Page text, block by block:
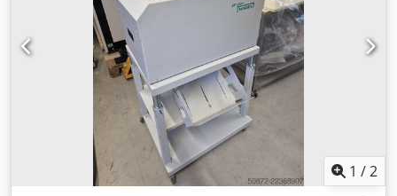
Embalaje y envío: Puede visitar nuestras instalaciones
durante nuestro horario de atención para inspeccionar el
equipo. ¡Le rogamos que concertе una cita! Ofrecemos
embalaje apto para transporte marítimo y envío a nivel
mundial, previa solicitud. Csdpfx Ahozmqa Se Hjrf Antes
del envío o la recogida, se realizará una prueba de
funcionamiento y se grabará en vídeo para su
visualización. Para obtener información más detallada, no
dude en ponerse en contacto con nosotros.
1 /2